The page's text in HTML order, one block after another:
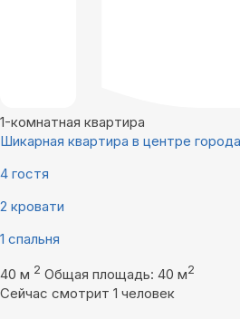
1-комнатная квартира
Шикарная квартира в центре города
4 гостя
2 кровати
1 спальня
40 м 2 Общая площадь: 40 м2
Сейчас смотрит 1 человек